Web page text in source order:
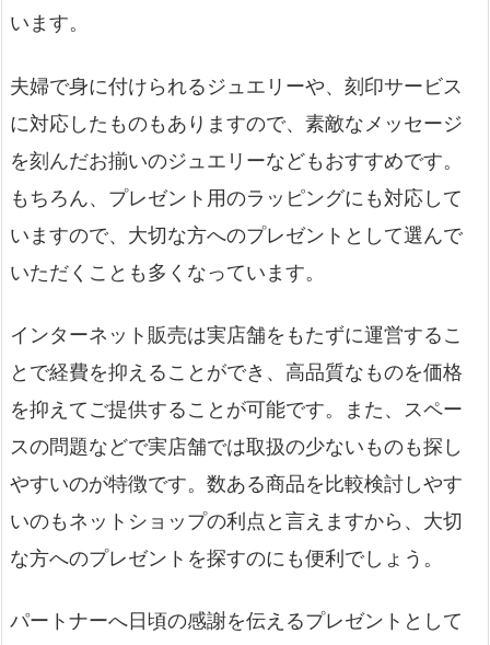
います。
夫婦で身に付けられるジュエリーや、刻印サービス
に対応したものもありますので、素敵なメッセージ
を刻んだお揃いのジュエリーなどもおすすめです。
もちろん、プレゼント用のラッピングにも対応して
いますので、大切な方へのプレゼントとして選んで
いただくことも多くなっています。
インターネット販売は実店舗をもたずに運営するこ
とで経費を抑えることができ、高品質なものを価格
を抑えてご提供することが可能です。また、スペー
スの問題などで実店舗では取扱の少ないものも探し
やすいのが特徴です。数ある商品を比較検討しやす
いのもネットショップの利点と言えますから、大切
な方へのプレゼントを探すのにも便利でしょう。
パートナーへ日頃の感謝を伝えるプレゼントとして